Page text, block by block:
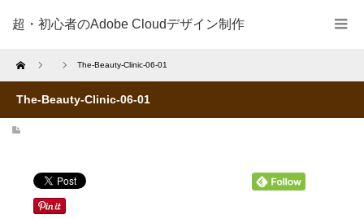
超・初心者のAdobe Cloudデザイン制作
Home The-Beauty-Clinic-06-01
The-Beauty-Clinic-06-01